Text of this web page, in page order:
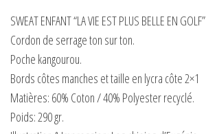
SWEAT ENFANT “LA VIE EST PLUS BELLE EN GOLF”
Cordon de serrage ton sur ton.
Poche kangourou.
Bords côtes manches et taille en lycra côte 2×1
Matières: 60% Coton / 40% Polyester recyclé.
Poids: 290 gr.